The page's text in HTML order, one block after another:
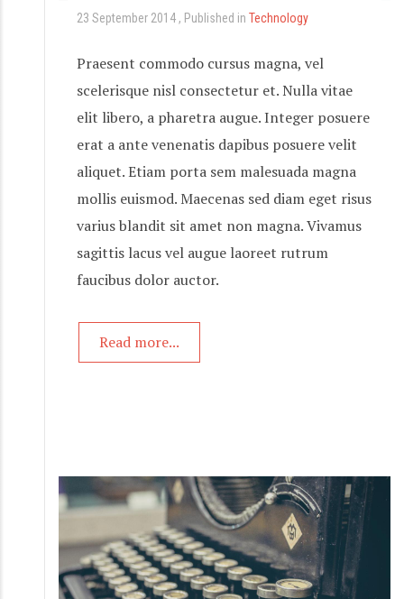
23 September 2014 Published in Technology
Praesent commodo cursus magna, vel
scelerisque nisl consectetur et. Nulla vitae
elit libero, a pharetra augue. Integer posuere
erat a ante venenatis dapibus posuere velit
aliquet. Etiam porta sem malesuada magna
mollis euismod. Maecenas sed diam eget risus
varius blandit sit amet non magna. Vivamus
sagittis lacus vel augue laoreet rutrum
faucibus dolor auctor.
Read more...